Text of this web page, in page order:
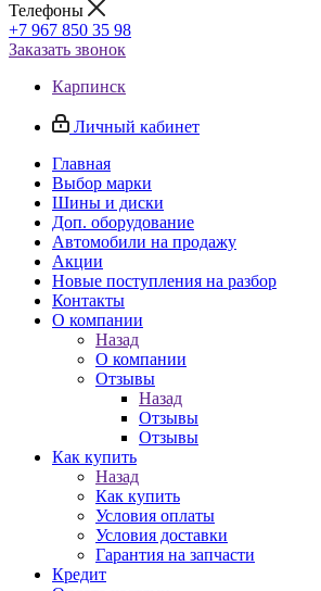
Телефоны
+7 967 850 35 98
Заказать звонок
Карпинск
Личный кабинет
Главная
Выбор марки
Шины и диски
Доп. оборудование
Автомобили на продажу
Акции
Новые поступления на разбор
Контакты
О компании
Назад
О компании
Отзывы
Назад
Отзывы
Отзывы
Как купить
Назад
Как купить
Условия оплаты
Условия доставки
Гарантия на запчасти
Кредит